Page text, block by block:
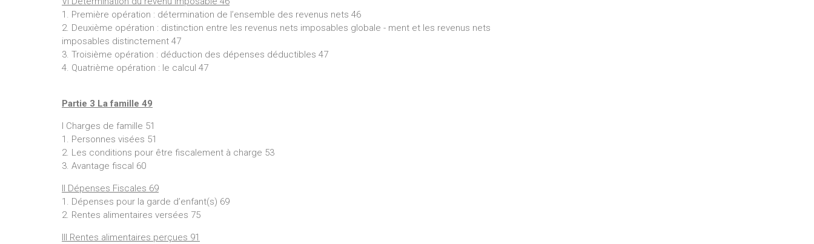
1. Première opération : détermination de l’ensemble des revenus nets 46
2. Deuxième opération : distinction entre les revenus nets imposables globale - ment et les revenus nets
imposables distinctement 47
3. Troisième opération : déduction des dépenses déductibles 47
4. Quatrième opération : le calcul 47
Partie 3 La famille 49
I Charges de famille 51
1. Personnes visées 51
2. Les conditions pour être fiscalement à charge 53
3. Avantage fiscal 60
II Dépenses Fiscales 69
1. Dépenses pour la garde d’enfant(s) 69
2. Rentes alimentaires versées 75
III Rentes alimentaires perçues 91